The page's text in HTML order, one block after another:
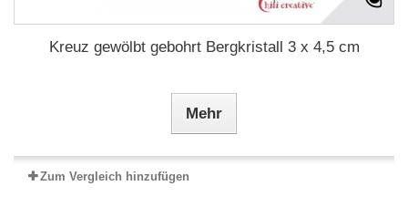
Kreuz gewölbt gebohrt Bergkristall 3 x 4,5 cm
Mehr
Zum Vergleich hinzufügen